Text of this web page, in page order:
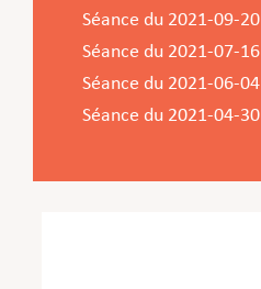
Séance du 2021-09-20
Séance du 2021-07-16
Séance du 2021-06-04
Séance du 2021-04-30